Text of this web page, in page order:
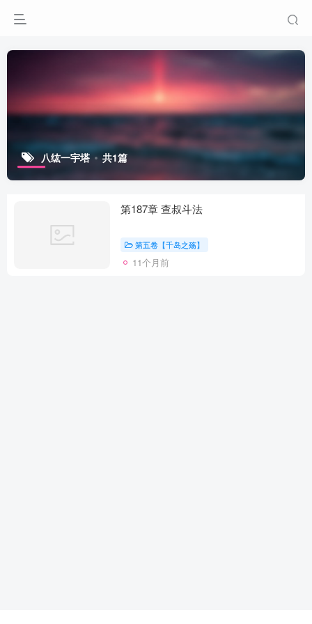
八纮一宇塔 共1篇
第187章 查叔斗法
第五卷【千岛之殇】
11个月前